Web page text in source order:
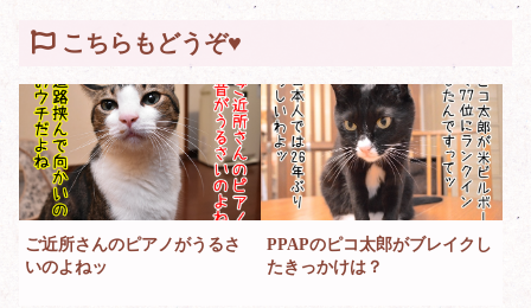
こちらもどうぞ♥
ご近所さんのピアノがうるさ
いのよねッ
PPAPのピコ太郎がブレイクし
たきっかけは？